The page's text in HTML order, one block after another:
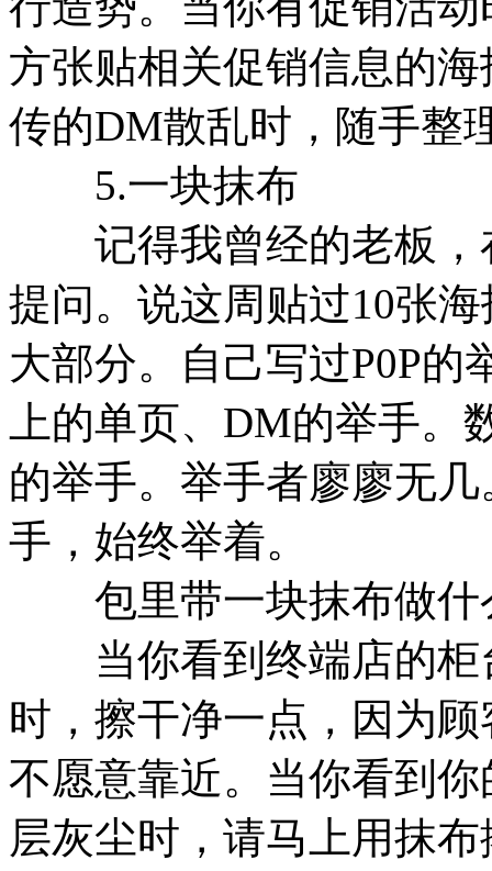
方张贴相关促销信息的
传的DM散乱时，随手整
5.一块抹布
记得我曾经的老板，
提问。说这周贴过10张
大部分。自己写过P0P的
上的单页、DM的举手
的举手。举手者廖廖无
手，始终举着。
包里带一块抹布做什
当你看到终端店的柜
时，擦干净一点，因为
不愿意靠近。当你看到
层灰尘时，请马上用抹